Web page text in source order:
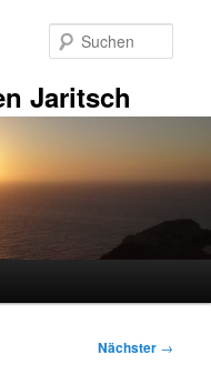
Jaritsch
Nächster →